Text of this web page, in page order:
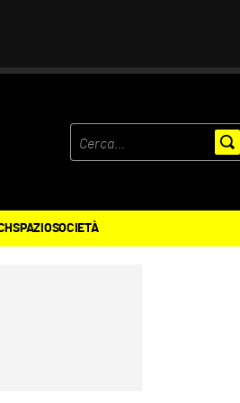
SPAZIOSOCIETÀ